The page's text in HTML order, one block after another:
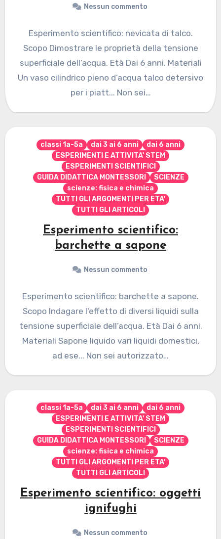
Nessun commento
Esperimento scientifico: nevicata di talco.
Scopo Dimostrare le proprietà della tensione
superficiale dell’acqua. Età Dai 6 anni. Materiali
Un vaso cilindrico pieno d’acqua talco detersivo
per i piatt... Non sei…
classi 1a-5a dai 3 ai 6 anni
dai 6 anni
ESPERIMENTI E ATTIVITA' STEM
ESPERIMENTI SCIENTIFICI
GUIDA DIDATTICA MONTESSORI
SCIENZE
scienze: fisica e chimica
TUTTI GLI ARGOMENTI PER ETA'
TUTTI GLI ARTICOLI
Esperimento scientifico:
barchette a sapone
Nessun commento
Esperimento scientifico: barchette a sapone.
Scopo Indagare l'effetto di diversi liquidi sulla
tensione superficiale dell’acqua. Età Dai 6 anni.
Materiali Sapone liquido vari liquidi domestici,
ad ese... Non sei autorizzato…
classi 1a-5a dai 3 ai 6 anni
dai 6 anni
ESPERIMENTI E ATTIVITA' STEM
ESPERIMENTI SCIENTIFICI
GUIDA DIDATTICA MONTESSORI
SCIENZE
scienze: fisica e chimica
TUTTI GLI ARGOMENTI PER ETA'
TUTTI GLI ARTICOLI
Esperimento scientifico: oggetti
ignifughi
Nessun commento